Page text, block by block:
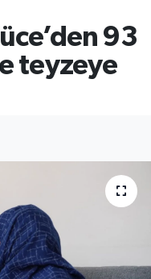
93
teyzeye